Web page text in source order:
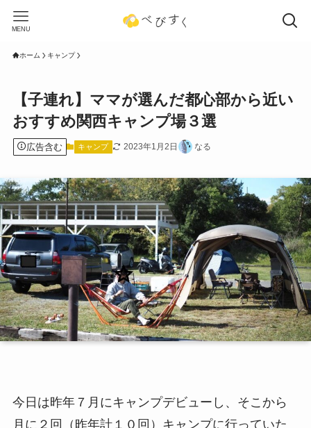
MENU
ホーム キャンプ
【子連れ】ママが選んだ都心部から近い
おすすめ関西キャンプ場３選
広告含む キャンプ 2023年1月2日 なる
今日は昨年７月にキャンプデビューし、そこから
月に２回（昨年計１０回）キャンプに行っていた